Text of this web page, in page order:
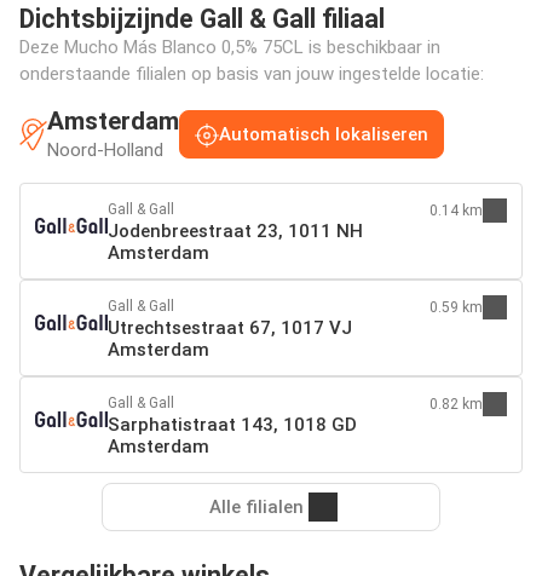
Dichtsbijzijnde Gall & Gall filiaal
Deze Mucho Más Blanco 0,5% 75CL is beschikbaar in
onderstaande filialen op basis van jouw ingestelde locatie:
Amsterdam
Noord-Holland
Automatisch lokaliseren
Gall & Gall
Jodenbreestraat 23, 1011 NH
Amsterdam
0.14 km
Gall & Gall
Utrechtsestraat 67, 1017 VJ
Amsterdam
0.59 km
Gall & Gall
Sarphatistraat 143, 1018 GD
Amsterdam
0.82 km
Alle filialen